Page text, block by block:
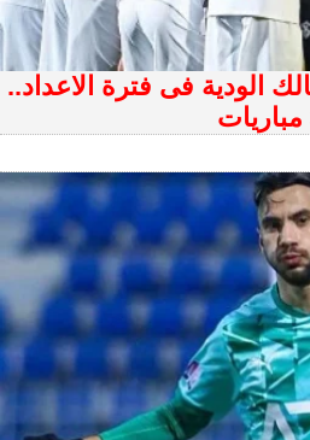
الودية فى فترة الاعداد..